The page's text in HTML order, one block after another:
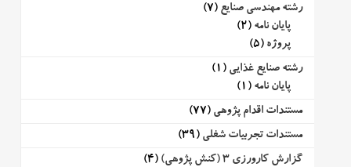
رشته مهندسی صنایع (7)
پایان نامه (2)
پروژه (5)
رشته صنایع غذایی (1)
پایان نامه (1)
مستندات اقدام پژوهی (77)
مستندات تجربیات شغلی (39)
گزارش کارورزی 3 (کنش پژوهی)
(4)